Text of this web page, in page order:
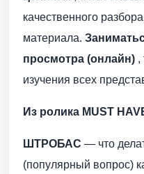
качественного
материала.
просмотра (онлайн) ,
изучения всех
Из ролика MUST
ШТРОБАС — что
(популярный вопрос)